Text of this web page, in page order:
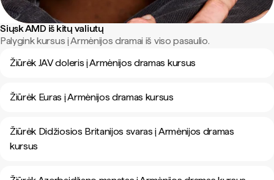
Siųsk AMD iš kitų valiutų
Palygink kursus į Armėnijos dramai iš viso pasaulio.
Žiūrėk JAV doleris į Armėnijos dramas kursus
Žiūrėk Euras į Armėnijos dramas kursus
Žiūrėk Didžiosios Britanijos svaras į Armėnijos dramas
kursus